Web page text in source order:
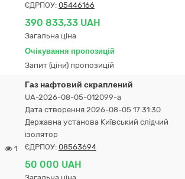
ЄДРПОУ: 05446166
390 833,33 UAH
Загальна ціна
Очікування пропозицій
Запит (ціни) пропозицій
1
Газ нафтовий скраплений
UA-2026-08-05-012099-a
Дата створення 2026-08-05 17:31:30
Державна установа Київський слідчий
ізолятор
ЄДРПОУ: 08563694
50 000 UAH